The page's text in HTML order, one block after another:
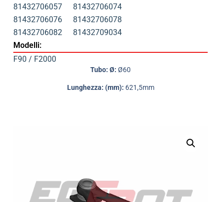
81432706057
81432706074
81432706076
81432706078
81432706082
81432709034
Modelli:
F90 / F2000
Tubo: Ø: Ø60
Lunghezza: (mm): 621,5mm